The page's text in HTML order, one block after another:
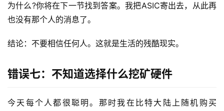
为什么?你将在下一节找到答案。我把ASIC寄出去，从此再
也没有那个人的消息了。
结论：不要相信任何人。这就是生活的残酷现实。
错误七：不知道选择什么挖矿硬件
今天每个人都很聪明。那时我在比特大陆上随机购买